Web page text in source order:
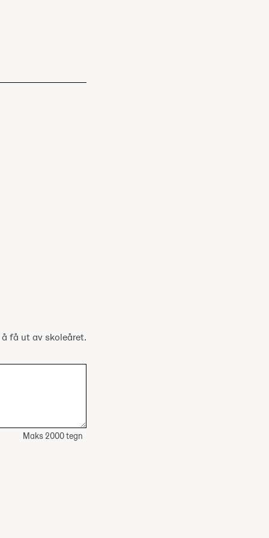
få ut av skoleåret.
Maks 2000 tegn